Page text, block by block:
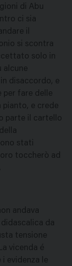
di Abu
ci sia
il
si scontra
solo in
alcune
disaccordo, e
per fare delle
e crede
parte il cartello
stati
toccherò ad
andava
da
tensione
vicenda é
evidenza le